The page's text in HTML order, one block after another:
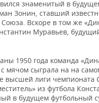
знаменитый в
Зонин, ставший
Вскоре в том же
Муравьев,
1950 года команда
мячом сыграла на на
высшей лиги чемпионата
из футбола
в будущем футбольный